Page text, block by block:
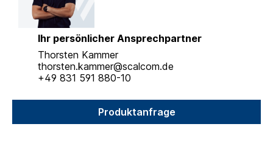
Ihr persönlicher Ansprechpartner
Thorsten Kammer
thorsten.kammer@scalcom.de
+49 831 591 880-10
Produktanfrage